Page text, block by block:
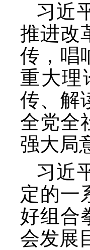
习近
推进改
传，唱
重大理
传、解
全党全
强大局
习近
定的一
好组合
会发展